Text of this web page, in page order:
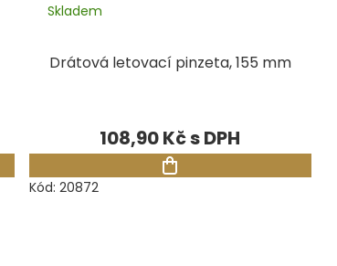
Drátová letovací pinzeta, 155 mm
Skladem
108,90 Kč
Kód: 20872